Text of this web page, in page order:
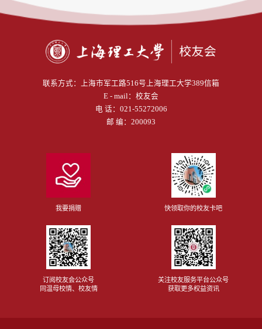
联系方式：
上海市军工路516号上海理工大学389信箱
E - mail： 校友会
电 话： 021-55272006
邮 编：200093
我要捐赠 快领取你的校友卡吧
订阅校友会公众号
同温母校情、校友情
关注校友服务平台公众号
获取更多权益资讯